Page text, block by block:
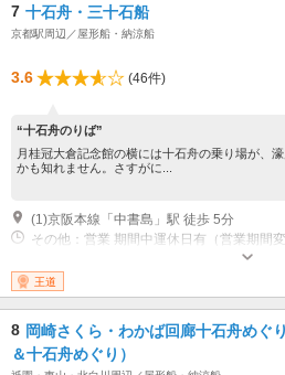
7 十石舟・三十石船
京都駅周辺／屋形船・納涼船
3.6 (46件)
“十石舟のりば”
月桂冠大倉記念館の横には十石舟の乗り場が、
かも知れません。さすがに...
(1)京阪本線「中書島」駅 徒歩 5分
その他：営業 期間中運休日有（営業期間
石船 営業 10:00～16:20 十石舟（季節に
王道
8 岡崎さくら・わかば回廊十石舟めぐ
＆十石舟めぐり）